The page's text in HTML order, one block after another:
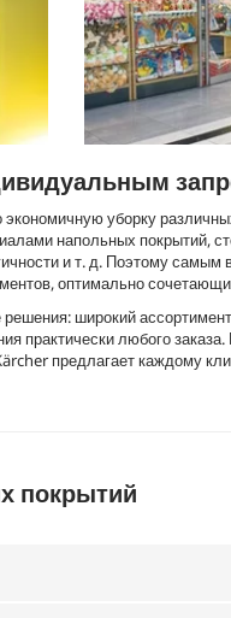
уборку
напольных покрытий,
и т. д. Поэтому
оптимально
широкий
практически любого
предлагает каждому
покрытий